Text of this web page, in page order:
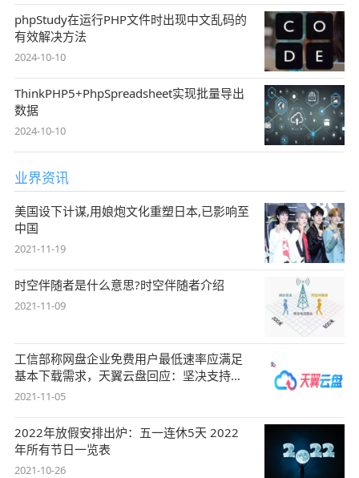
phpStudy在运行PHP文件时出现中文乱码的
有效解决方法
2024-10-10
ThinkPHP5+PhpSpreadsheet实现批量导出
数据
2024-10-10
业界资讯
美国设下计谋,用娘炮文化重塑日本,已影响至
中国
2021-11-19
时空伴随者是什么意思?时空伴随者介绍
2021-11-09
工信部称网盘企业免费用户最低速率应满足
基本下载需求，天翼云盘回应：坚决支持，
始终
2021-11-05
2022年放假安排出炉：五一连休5天 2022
年所有节日一览表
2021-10-26